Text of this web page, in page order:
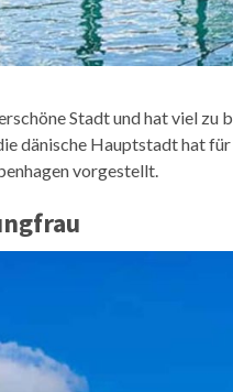
Stadt und hat viel
dänische Hauptstadt hat
vorgestellt.